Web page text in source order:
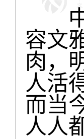
中
容文
肉，
人活
而当
人人